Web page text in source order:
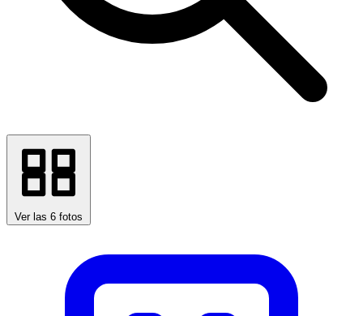
Ver las 6 fotos